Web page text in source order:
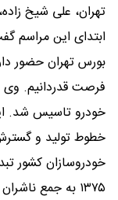
تهران، علی شیخ
ابتدای این مراسم
بورس تهران حضور
خودرو تاسیس شد.
خطوط تولید و گسترش
خودروسازان کشور